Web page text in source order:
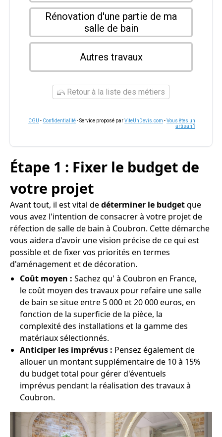
Rénovation d'une partie de ma
salle de bain
Autres travaux
Retour à la liste des métiers
CGU - Confidentialité- Service proposé parViteUnDevis.com -Vous êtes un
artisan ?
Étape 1 : Fixer le budget de
votre projet
Avant tout, il est vital dedéterminer le budgetque
vous avez l'intention de consacrer à votre projet de
réfection de salle de bain à Coubron. Cette démarche
vous aidera d'avoir une vision précise de ce qui est
possible et de fixer vos priorités en termes
d'aménagement et de décoration.
Coût moyen : Sachez qu' à Coubron en France,
le coût moyen des travaux pour refaire une salle
de bain se situe entre 5 000 et 20 000 euros, en
fonction de la superficie de la pièce, la
complexité des installations et la gamme des
matériaux sélectionnés.
Anticiper les imprévus : Pensez également de
allouer un montant supplémentaire de 10 à 15%
du budget total pour gérer d'éventuels
imprévus pendant la réalisation des travaux à
Coubron.